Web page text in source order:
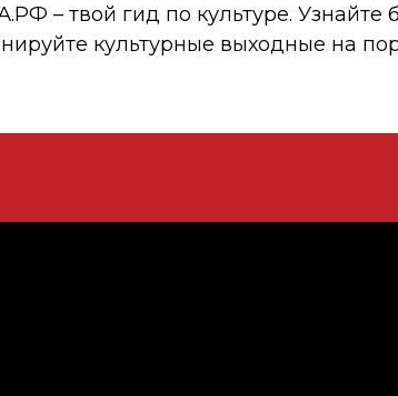
– твой гид по культуре. Узнайте
культурные выходные на